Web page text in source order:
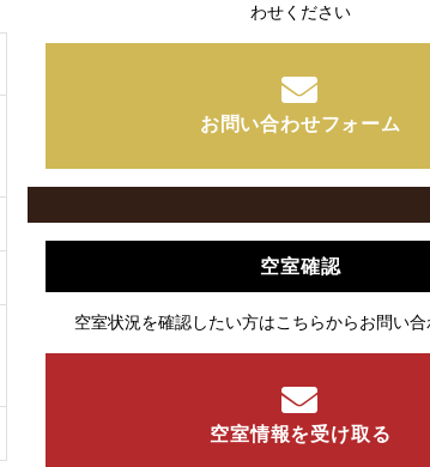
わせください
お問い合わせフォーム
空室確認
空室状況を確認したい方はこちらからお問い
空室情報を受け取る